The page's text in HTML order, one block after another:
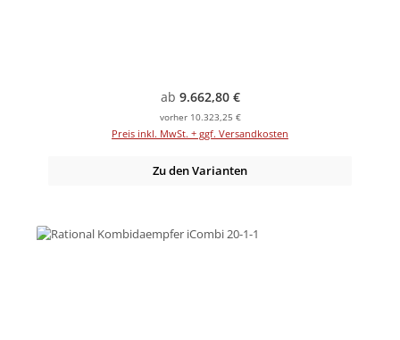
Regulärer Preis:
ab 9.662,80 €
vorher 10.323,25 €
Preis inkl. MwSt. + ggf. Versandkosten
Zu den Varianten